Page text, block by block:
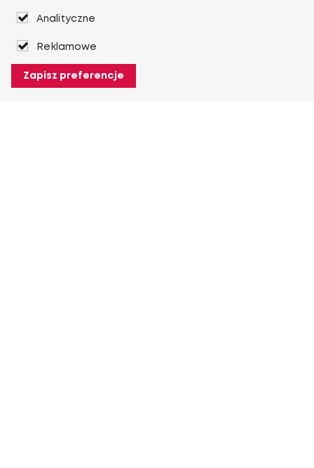
Analityczne
Reklamowe
Zapisz preferencje